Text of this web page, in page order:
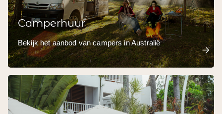
Camperhuur
Bekijk het aanbod van campers in Australië